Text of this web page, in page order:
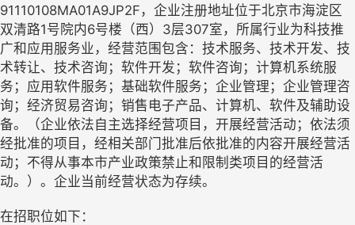
91110108MA01A9JP2F，企业注册地址位于北京市海淀区
双清路1号院内6号楼（西）3层307室，所属行业为科技推
广和应用服务业，经营范围包含：技术服务、技术开发、技
术转让、技术咨询；软件开发；软件咨询；计算机系统服
务；应用软件服务；基础软件服务；企业管理；企业管理咨
询；经济贸易咨询；销售电子产品、计算机、软件及辅助设
备。（企业依法自主选择经营项目，开展经营活动；依法须
经批准的项目，经相关部门批准后依批准的内容开展经营活
动；不得从事本市产业政策禁止和限制类项目的经营活
动。）。企业当前经营状态为存续。
在招职位如下：